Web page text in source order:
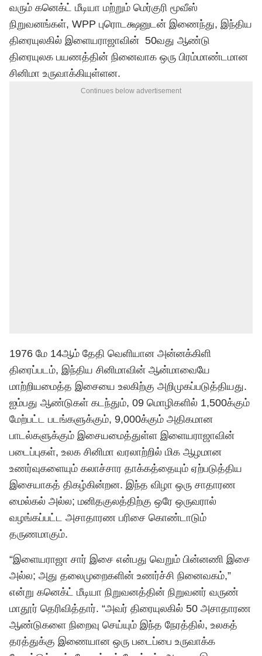
வரும் கனெக்ட் மீடியா மற்றும் மெர்குரி மூவீஸ்
நிறுவனங்கள், WPP புரொடக்ஷனுடன் இணைந்து, இந்திய
திரையுலகில் இளையராஜாவின் 50வது ஆண்டு
திரையுலக பயணத்தின் நினைவாக ஒரு பிரம்மாண்டமான
சினிமா உருவாக்கியுள்ளன.
Continues below advertisement
1976 மே 14ஆம் தேதி வெளியான அன்னக்கிளி
திரைப்படம், இந்திய சினிமாவின் ஆன்மாவையே
மாற்றியமைத்த இசையை உலகிற்கு அறிமுகப்படுத்தியது.
ஐம்பது ஆண்டுகள் கடந்தும், 09 மொழிகளில் 1,500க்கும்
மேற்பட்ட படங்களுக்கும், 9,000க்கும் அதிகமான
பாடல்களுக்கும் இசையமைத்துள்ள இளையராஜாவின்
படைப்புகள், உலக சினிமா வரலாற்றில் மிக ஆழமான
உணர்வுகளையும் கலாச்சார தாக்கத்தையும் ஏற்படுத்திய
இசையாகத் திகழ்கின்றன. இந்த விழா ஒரு சாதாரண
மைல்கல் அல்ல; மனிதகுலத்திற்கு ஒரே ஒருவரால்
வழங்கப்பட்ட அசாதாரண பரிசை கொண்டாடும்
தருணமாகும்.
“இளையராஜா சார் இசை என்பது வெறும் பின்னணி இசை
அல்ல; அது தலைமுறைகளின் உணர்ச்சி நினைவகம்,”
என்று கனெக்ட் மீடியா நிறுவனத்தின் நிறுவனர் வருண்
மாதூர் தெரிவித்தார். “அவர் திரையுலகில் 50 அசாதாரண
ஆண்டுகளை நிறைவு செய்யும் இந்த நேரத்தில், உலகத்
தரத்துக்கு இணையான ஒரு படைப்பை உருவாக்க